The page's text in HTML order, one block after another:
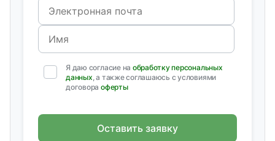
Я даю согласие на обработку персональных
данных, а также соглашаюсь с условиями
договора оферты
Оставить заявку